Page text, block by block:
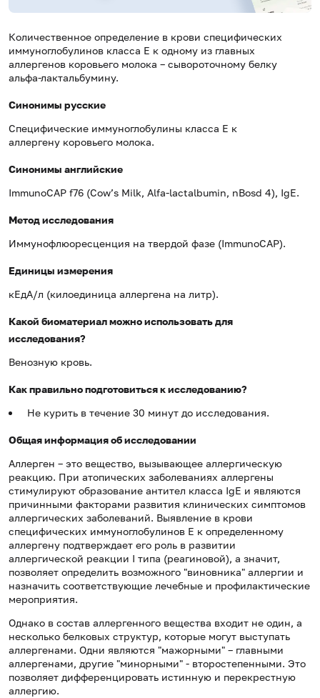
Количественное определение в крови специфических
иммуноглобулинов класса E к одному из главных
аллергенов коровьего молока – сывороточному белку
альфа-лактальбумину.
Синонимы русские
Специфические иммуноглобулины класса Е к
аллергену коровьего молока.
Синонимы английские
ImmunoCAP f76 (Cow’s Milk, Alfa-lactalbumin, nBosd 4), IgE.
Метод исследования
Иммунофлюоресценция на твердой фазе (ImmunoCAP).
Единицы измерения
кЕдА/л (килоединица аллергена на литр).
Какой биоматериал можно использовать для
исследования?
Венозную кровь.
Как правильно подготовиться к исследованию?
Не курить в течение 30 минут до исследования.
Общая информация об исследовании
Аллерген – это вещество, вызывающее аллергическую
реакцию. При атопических заболеваниях аллергены
стимулируют образование антител класса IgE и являются
причинными факторами развития клинических симптомов
аллергических заболеваний. Выявление в крови
специфических иммуноглобулинов Е к определенному
аллергену подтверждает его роль в развитии
аллергической реакции I типа (реагиновой), а значит,
позволяет определить возможного "виновника" аллергии и
назначить соответствующие лечебные и профилактические
мероприятия.
Однако в состав аллергенного вещества входит не один, а
несколько белковых структур, которые могут выступать
аллергенами. Одни являются "мажорными" – главными
аллергенами, другие "минорными" - второстепенными. Это
позволяет дифференцировать истинную и перекрестную
аллергию.